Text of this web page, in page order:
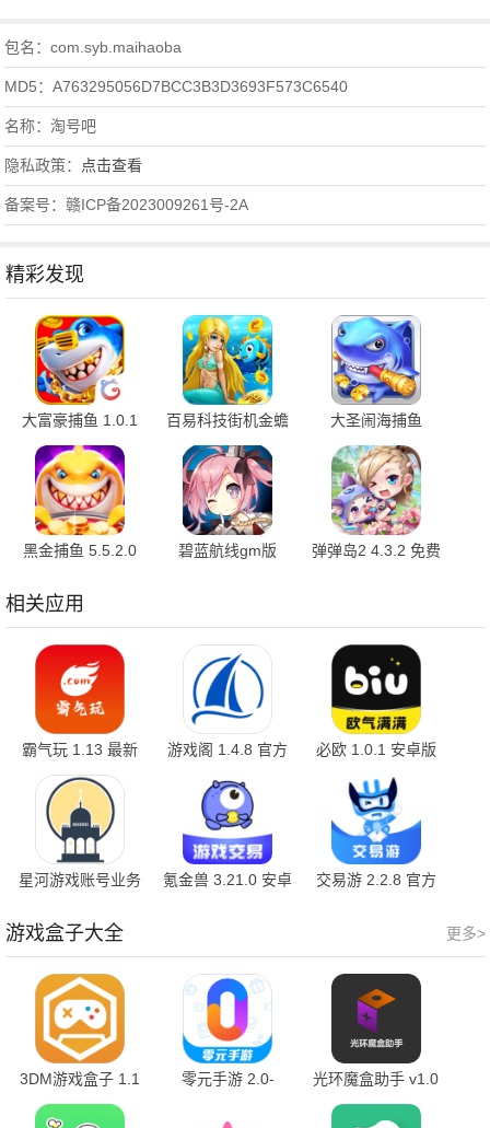
包名：com.syb.maihaoba
MD5：A763295056D7BCC3B3D3693F573C6540
名称：淘号吧
隐私政策： 点击查看
备案号：赣ICP备2023009261号-2A
精彩发现
大富豪捕鱼 1.0.1
安卓版
百易科技街机金蟾
捕鱼 5.5.2.0 官方
版
大圣闹海捕鱼
1.0.1 最新版
黑金捕鱼 5.5.2.0
碧蓝航线gm版
弹弹岛2 4.3.2 免费
相关应用
霸气玩 1.13 最新
版
游戏阁 1.4.8 官方
必欧 1.0.1 安卓版
星河游戏账号业务
氪金兽 3.21.0 安卓
交易游 2.2.8 官方
更多>
游戏盒子大全
3DM游戏盒子 1.1
零元手游 2.0-
光环魔盒助手 v1.0
最新版